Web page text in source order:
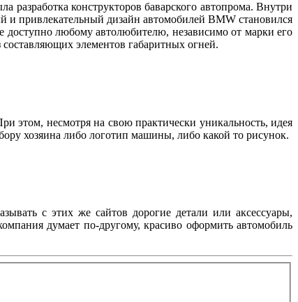
разработка конструкторов баварского автопрома. Внутри
и привлекательный дизайн автомобилей BMW становился
доступно любому автолюбителю, независимо от марки его
составляющих элементов габаритных огней.
этом, несмотря на свою практически уникальность, идея
хозяина либо логотип машины, либо какой то рисунок.
с этих же сайтов дорогие детали или аксессуары,
думает по-другому, красиво оформить автомобиль